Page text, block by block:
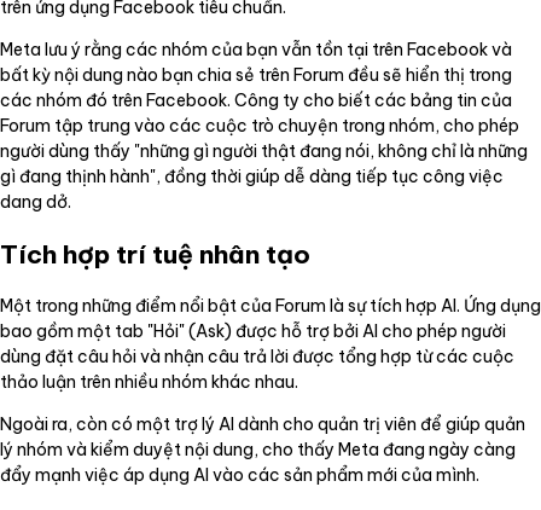
trên ứng dụng Facebook tiêu chuẩn.
Meta lưu ý rằng các nhóm của bạn vẫn tồn tại trên Facebook và
bất kỳ nội dung nào bạn chia sẻ trên Forum đều sẽ hiển thị trong
các nhóm đó trên Facebook. Công ty cho biết các bảng tin của
Forum tập trung vào các cuộc trò chuyện trong nhóm, cho phép
người dùng thấy "những gì người thật đang nói, không chỉ là những
gì đang thịnh hành", đồng thời giúp dễ dàng tiếp tục công việc
dang dở.
Tích hợp trí tuệ nhân tạo
Một trong những điểm nổi bật của Forum là sự tích hợp AI. Ứng dụng
bao gồm một tab "Hỏi" (Ask) được hỗ trợ bởi AI cho phép người
dùng đặt câu hỏi và nhận câu trả lời được tổng hợp từ các cuộc
thảo luận trên nhiều nhóm khác nhau.
Ngoài ra, còn có một trợ lý AI dành cho quản trị viên để giúp quản
lý nhóm và kiểm duyệt nội dung, cho thấy Meta đang ngày càng
đẩy mạnh việc áp dụng AI vào các sản phẩm mới của mình.